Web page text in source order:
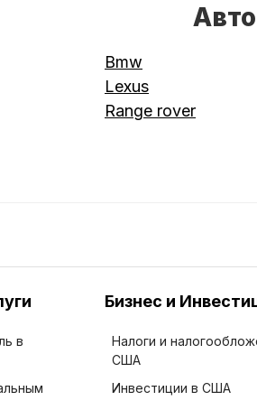
Bmw
Lexus
Range rover
в
Бизнес и
Налоги и
США
Инвестиции в США